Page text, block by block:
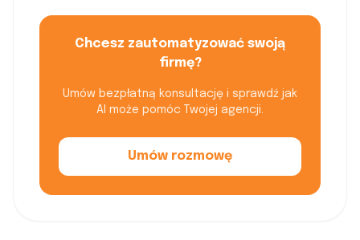
Chcesz zautomatyzować swoją
firmę?
Umów bezpłatną konsultację i sprawdź jak
AI może pomóc Twojej agencji.
Umów rozmowę